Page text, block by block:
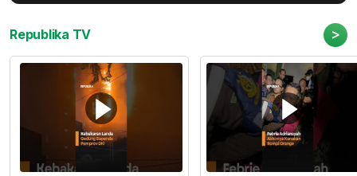
Republika TV >